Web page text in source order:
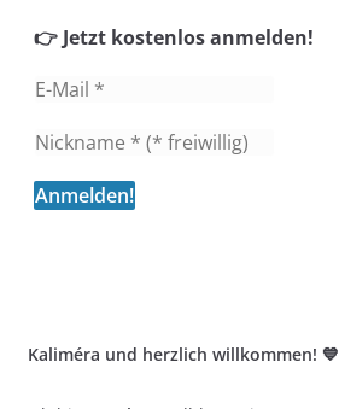
👉 Jetzt kostenlos anmelden!
Kaliméra und herzlich willkommen! 💙